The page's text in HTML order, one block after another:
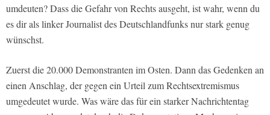
umdeuten? Dass die Gefahr von Rechts ausgeht, ist wahr, wenn du
es dir als linker Journalist desDeutschlandfunksnur stark genug
wünschst.
Zuerst die 20.000 Demonstranten im Osten. Dann das Gedenken an
einen Anschlag, der gegen ein Urteil zum Rechtsextremismus
umgedeutet wurde. Was wäre das für ein starker Nachrichtentag